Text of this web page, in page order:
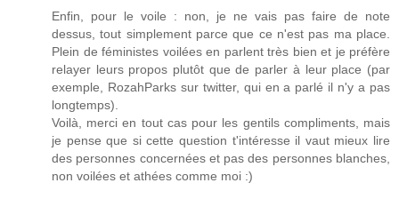
Enfin, pour le voile : non, je ne vais pas faire de note
dessus, tout simplement parce que ce n'est pas ma place.
Plein de féministes voilées en parlent très bien et je préfère
relayer leurs propos plutôt que de parler à leur place (par
exemple, RozahParks sur twitter, qui en a parlé il n'y a pas
longtemps).
Voilà, merci en tout cas pour les gentils compliments, mais
je pense que si cette question t'intéresse il vaut mieux lire
des personnes concernées et pas des personnes blanches,
non voilées et athées comme moi :)